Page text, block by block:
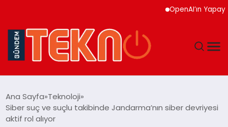
OpenAI’ın Yapay
GÜNDEM
Ana Sayfa Teknoloji
Siber suç ve suçlu takibinde Jandarma’nın siber devriyesi
aktif rol alıyor